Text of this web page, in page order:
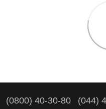
(0800) 40-30-80 (044)